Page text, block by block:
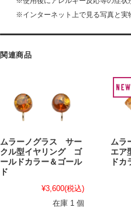
※インターネット上で見る写真と実
関連商品
ムラーノグラス サー
クル型イヤリング ゴ
ールドカラー＆ゴール
ド
¥3,600(税込)
在庫 1 個
ムラ
エア
ドカ